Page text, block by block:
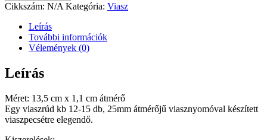
Cikkszám: N/A Kategória: Viasz
Leírás
További információk
Vélemények (0)
Leírás
Méret: 13,5 cm x 1,1 cm átmérő
Egy viaszrúd kb 12-15 db, 25mm átmérőjű viasznyomóval készített
viaszpecsétre elegendő.